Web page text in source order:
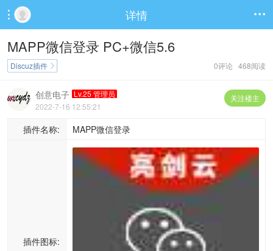
 详情 
MAPP微信登录 PC+微信5.6
0评论 468阅读
Discuz插件 
关注楼主
创意电子 Lv.25 管理员
2022-7-16 12:55:21
插件名称: MAPP微信登录
插件图标: